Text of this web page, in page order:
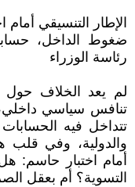
الإطار التنسيقي أمام
ضغوط الداخل،
رئاسة الوزراء
لم يعد الخلاف حول
تنافس سياسي
تتداخل فيه الحسابات
والدولية، وفي قلب
أمام اختبار حاسم:
التسوية؟ أم بعقل